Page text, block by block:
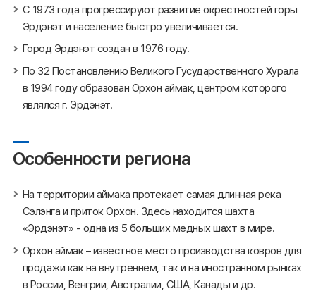
С 1973 года прогрессируют развитие окрестностей горы
Эрдэнэт и население быстро увеличивается.
Город Эрдэнэт создан в 1976 году.
По 32 Постановлению Великого Гусударственного Хурала
в 1994 году образован Орхон аймак, центром которого
являлся г. Эрдэнэт.
Особенности региона
На территории аймака протекает самая длинная река
Сэлэнга и приток Орхон. Здесь находится шахта
«Эрдэнэт» - одна из 5 больших медных шахт в мире.
Орхон аймак – известное место производства ковров для
продажи как на внутреннем, так и на иностранном рынках
в России, Венгрии, Австралии, США, Канады и др.